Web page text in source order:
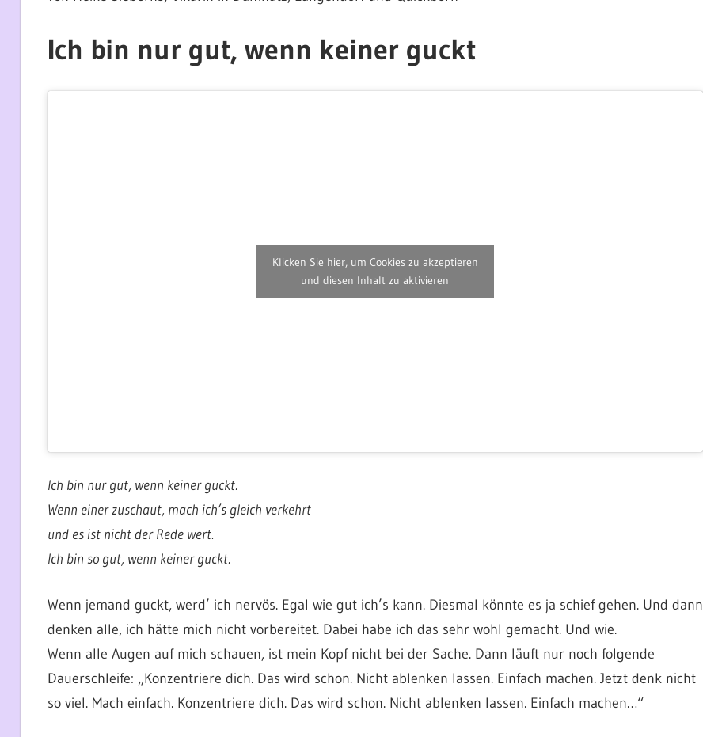
Ich bin nur gut, wenn keiner guckt
Klicken Sie hier, um Cookies zu akzeptieren
und diesen Inhalt zu aktivieren
Ich bin nur gut, wenn keiner guckt.
Wenn einer zuschaut, mach ich’s gleich verkehrt
und es ist nicht der Rede wert.
Ich bin so gut, wenn keiner guckt.
Wenn jemand guckt, werd’ ich nervös. Egal wie gut ich’s kann. Diesmal könnte es ja schief gehen. Und dann
denken alle, ich hätte mich nicht vorbereitet. Dabei habe ich das sehr wohl gemacht. Und wie.
Wenn alle Augen auf mich schauen, ist mein Kopf nicht bei der Sache. Dann läuft nur noch folgende
Dauerschleife: „Konzentriere dich. Das wird schon. Nicht ablenken lassen. Einfach machen. Jetzt denk nicht
so viel. Mach einfach. Konzentriere dich. Das wird schon. Nicht ablenken lassen. Einfach machen…“